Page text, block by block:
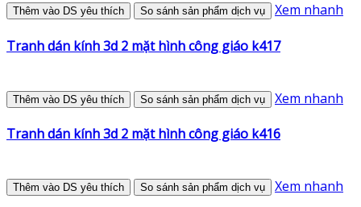
Thêm vào DS yêu thích So sánh sản phẩm dịch vụ Xem nhanh
Tranh dán kính 3d 2 mặt hình công giáo k417
Thêm vào DS yêu thích So sánh sản phẩm dịch vụ Xem nhanh
Tranh dán kính 3d 2 mặt hình công giáo k416
Thêm vào DS yêu thích So sánh sản phẩm dịch vụ Xem nhanh